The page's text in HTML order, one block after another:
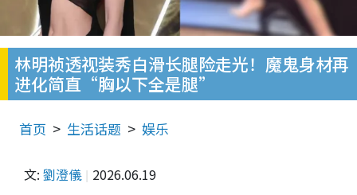
林明祯透视装秀白滑长腿险走光！魔鬼身材再
进化简直“胸以下全是腿”
首页 生活话题 娱乐
文: 劉澄儀 2026.06.19